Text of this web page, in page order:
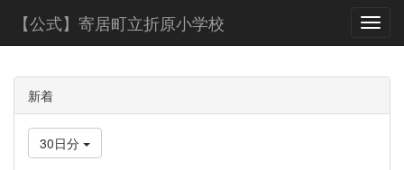
【公式】寄居町立折原小学校
新着
30日分